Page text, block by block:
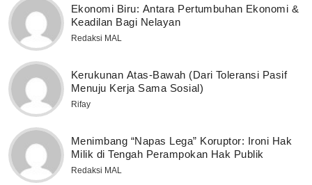
Ekonomi Biru: Antara Pertumbuhan Ekonomi &
Keadilan Bagi Nelayan
Redaksi MAL
Kerukunan Atas-Bawah (Dari Toleransi Pasif
Menuju Kerja Sama Sosial)
Rifay
Menimbang “Napas Lega” Koruptor: Ironi Hak
Milik di Tengah Perampokan Hak Publik
Redaksi MAL